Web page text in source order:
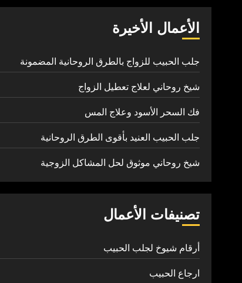
الأعمال الأخيرة
جلب الحبيب للزواج بالطرق الروحانية المضمونة
شيخ روحاني لعلاج تعطيل الزواج
فك السحر الأسود وعلاج المس
جلب الحبيب العنيد بأقوى الطرق الروحانية
شيخ روحاني موثوق لحل المشاكل الزوجية
تصنيفات الأعمال
أرقام شيوخ لجلب الحبيب
ارجاع الحبيب